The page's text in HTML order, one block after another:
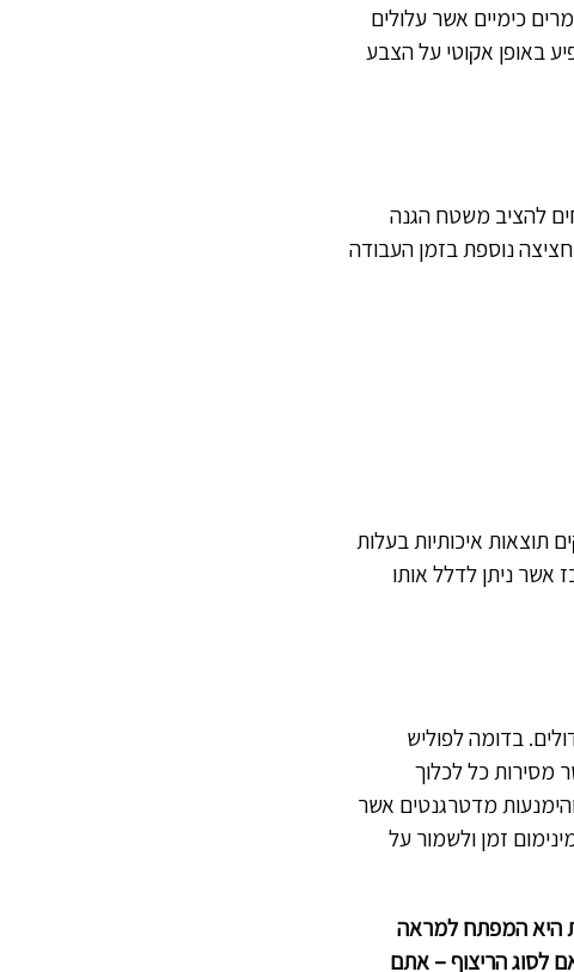
כימיים אשר עלולים
באופן אקוטי על הצבע
להציב משטח הגנה
נוספת בזמן העבודה
תוצאות איכותיות בעלות
אשר ניתן לדלל אותו
בדומה לפוליש
מסירות כל לכלוך
מדטרגנטים אשר
זמן ולשמור על
היא המפתח למראה
לסוג הריצוף – אתם